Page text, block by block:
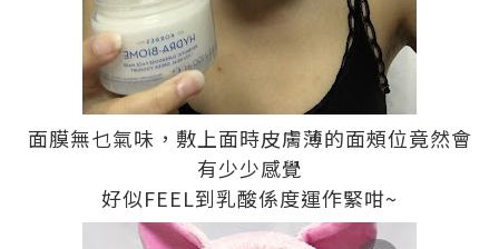
面膜無乜氣味，敷上面時皮膚薄的面頰位竟然會
有少少感覺
好似FEEL到乳酸係度運作緊咁~